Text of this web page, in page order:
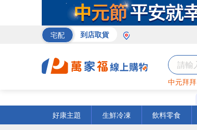
宅配 到店取貨
中元拜拜
好康主題
生鮮冷凍 飲料零食